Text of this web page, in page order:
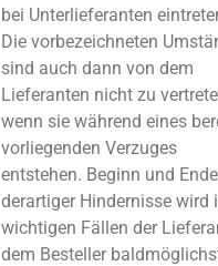
bei Unterlieferanten
Die vorbezeichneten
sind auch dann von dem
Lieferanten nicht zu
wenn sie während eines
vorliegenden Verzuges
entstehen. Beginn und Ende
derartiger Hindernisse wird
wichtigen Fällen der
dem Besteller